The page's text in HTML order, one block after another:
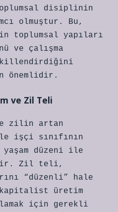
disiplinin
olmuştur. Bu,
toplumsal yapıları
ve çalışma
önemlidir.
ve Zil Teli
zilin artan
işçi sınıfının
düzeni ile
Zil teli,
“düzenli” hale
kapitalist üretim
için gerekli